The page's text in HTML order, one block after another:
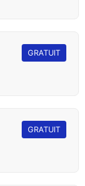
GRATUIT
GRATUIT